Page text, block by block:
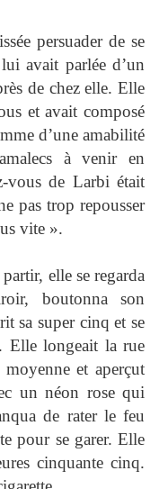
persuader de se
avait parlée d’un
de chez elle. Elle
et avait composé
d’une amabilité
à venir en
vous de Larbi était
pas trop repousser
vite ».
elle se regarda
boutonna son
sa super cinq et se
Elle longeait la rue
et aperçut
un néon rose qui
de rater le feu
pour se garer. Elle
cinquante cinq.